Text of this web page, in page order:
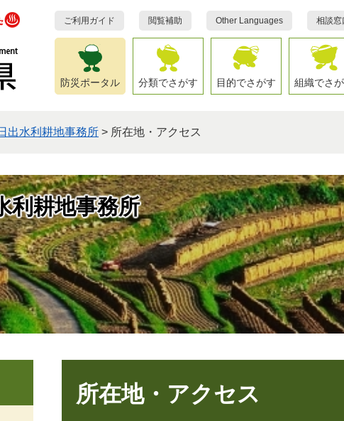
ご利用ガイド 閲覧補助 Other Languages 相談窓
防災ポータル 分類でさがす 目的でさがす 組織でさ
出水利耕地事務所 > 所在地・アクセス
利耕地事務所
所在地・アクセス